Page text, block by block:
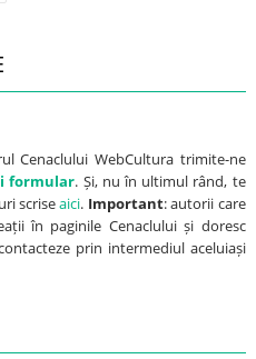
Cenaclului WebCultura trimite-ne
formular. Și, nu în ultimul rând, te
scriseaici. Important: autorii care
în paginile Cenaclului și doresc
prin intermediul aceluiași